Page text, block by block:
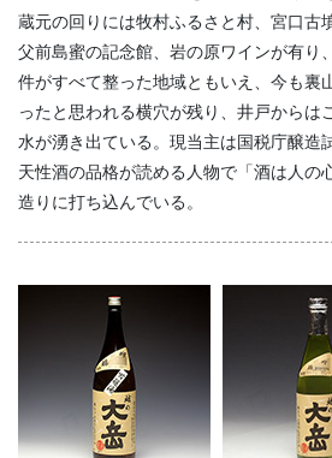
蔵元の回りには牧村ふるさと村、宮口古
父前島蜜の記念館、岩の原ワインが有り
件がすべて整った地域ともいえ、今も裏
ったと思われる横穴が残り、井戸からは
水が湧き出ている。現当主は国税庁醸造
天性酒の品格が読める人物で「酒は人の
造りに打ち込んでいる。